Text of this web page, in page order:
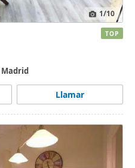
1/10
Madrid
Llamar
TOP